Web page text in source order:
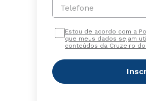
Telefone
Estou de acordo com a
que meus dados sejam
conteúdos da Cruzeiro do